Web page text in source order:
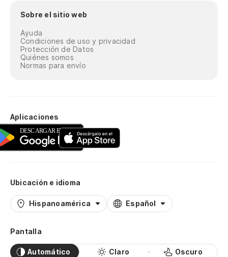
Sobre el sitio web
Ayuda
Condiciones de uso y privacidad
Protección de Datos
Quiénes somos
Normas para envío
Aplicaciones
Ubicación e idioma
Hispanoamérica Español
Pantalla
Automático Claro Oscuro